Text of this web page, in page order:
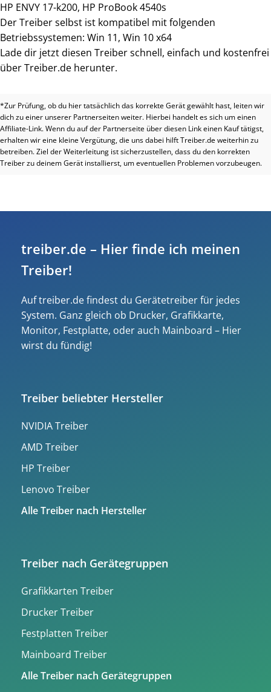
HP ENVY 17-k200, HP ProBook 4540s
Der Treiber selbst ist kompatibel mit folgenden
Betriebssystemen: Win 11, Win 10 x64
Lade dir jetzt diesen Treiber schnell, einfach und kostenfrei
über Treiber.de herunter.
*Zur Prüfung, ob du hier tatsächlich das korrekte Gerät gewählt hast, leiten wir
dich zu einer unserer Partnerseiten weiter. Hierbei handelt es sich um einen
Affiliate-Link. Wenn du auf der Partnerseite über diesen Link einen Kauf tätigst,
erhalten wir eine kleine Vergütung, die uns dabei hilft Treiber.de weiterhin zu
betreiben. Ziel der Weiterleitung ist sicherzustellen, dass du den korrekten
Treiber zu deinem Gerät installierst, um eventuellen Problemen vorzubeugen.
treiber.de – Hier finde ich meinen
Treiber!
Auf treiber.de findest du Gerätetreiber für jedes
System. Ganz gleich ob Drucker, Grafikkarte,
Monitor, Festplatte, oder auch Mainboard – Hier
wirst du fündig!
Treiber beliebter Hersteller
NVIDIA Treiber
AMD Treiber
HP Treiber
Lenovo Treiber
Alle Treiber nach Hersteller
Treiber nach Gerätegruppen
Grafikkarten Treiber
Drucker Treiber
Festplatten Treiber
Mainboard Treiber
Alle Treiber nach Gerätegruppen